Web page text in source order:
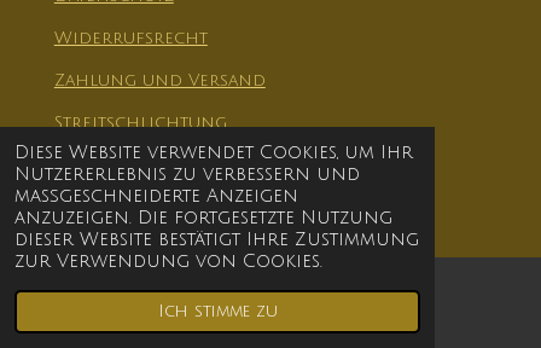
Diese Website verwendet Cookies, um Ihr
Nutzererlebnis zu verbessern und
maßgeschneiderte Anzeigen
anzuzeigen. Die fortgesetzte Nutzung
dieser Website bestätigt Ihre Zustimmung
zur Verwendung von Cookies.
Ich stimme zu
Widerrufsrecht
Zahlung und Versand
Streitschlichtung
Impressum
© 2021 - 2026 Skøl Holzkunst & Zauberei
Facebook